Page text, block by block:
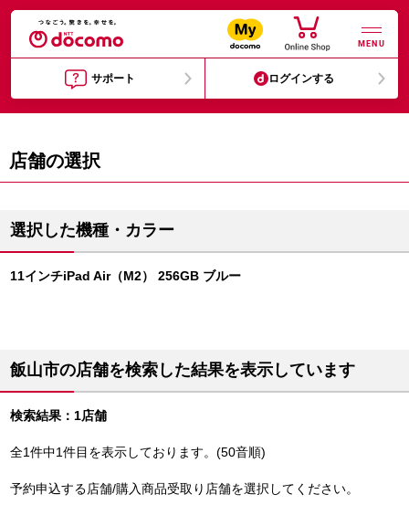
MENU
サポート ログインする
店舗の選択
選択した機種・カラー
11インチiPad Air（M2） 256GB ブルー
飯山市の店舗を検索した結果を表示しています
検索結果：1店舗
全1件中1件目を表示しております。(50音順)
予約申込する店舗/購入商品受取り店舗を選択してください。